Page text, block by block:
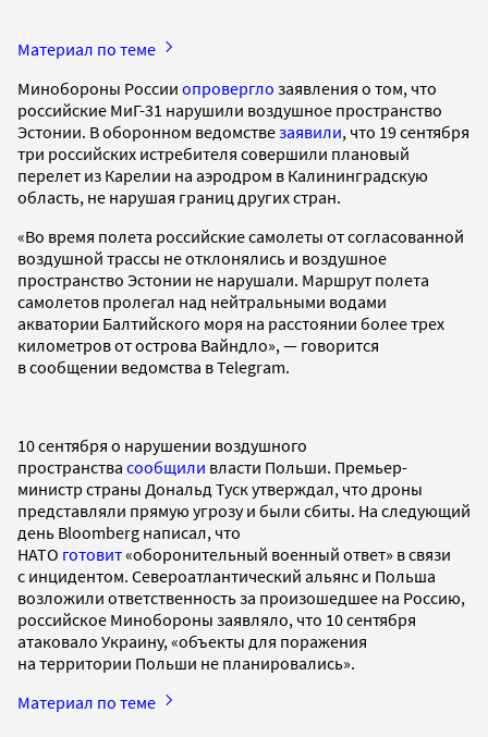
Материал по теме
Минобороны России опровергло заявления о том, что
российские МиГ-31 нарушили воздушное пространство
Эстонии. В оборонном ведомствезаявили, что 19 сентября
три российских истребителя совершили плановый
перелет из Карелии на аэродром в Калининградскую
область, не нарушая границ других стран.
«Во время полета российские самолеты от согласованной
воздушной трассы не отклонялись и воздушное
пространство Эстонии не нарушали. Маршрут полета
самолетов пролегал над нейтральными водами
акватории Балтийского моря на расстоянии более трех
километров от острова Вайндло», — говорится
в сообщении ведомства в Telegram.
10 сентября о нарушении воздушного
пространства сообщили власти Польши. Премьер-
министр страны Дональд Туск утверждал, что дроны
представляли прямую угрозу и были сбиты. На следующий
день Bloomberg написал, что
НАТО готовит«оборонительный военный ответ» в связи
с инцидентом. Североатлантический альянс и Польша
возложили ответственность за произошедшее на Россию,
российское Минобороны заявляло, что 10 сентября
атаковало Украину, «объекты для поражения
на территории Польши не планировались».
Материал по теме